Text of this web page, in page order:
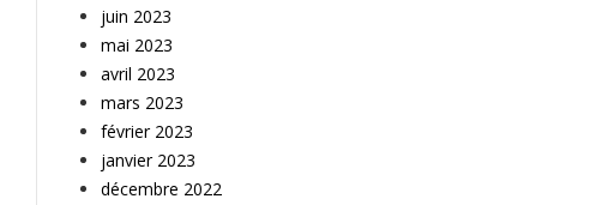
juin 2023
mai 2023
avril 2023
mars 2023
février 2023
janvier 2023
décembre 2022